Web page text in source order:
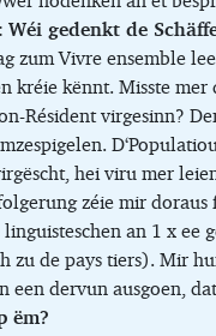
Wéi gedenkt de
zum Vivre ensemble
kréie kënnt. Misste
Résident virgesinn?
hei viru mer
zéie mir doraus
an 1 x ee
zu de pays tiers). Mir
een dervun ausgoen,
ëm?